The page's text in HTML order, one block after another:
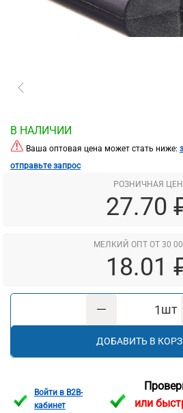
В НАЛИЧИИ
Ваша оптовая цена может стать ниже:
отправьте запрос
РОЗНИЧНАЯ
27.70
МЕЛКИЙ ОПТ ОТ 30
18.01
шт
ДОБАВИТЬ В
Войти в B2B-
кабинет
или